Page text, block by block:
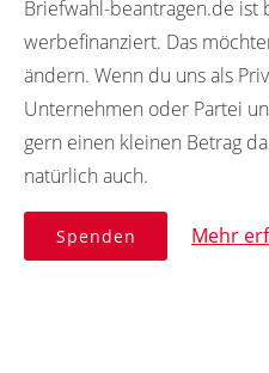
Briefwahl-beantragen.de ist
werbefinanziert. Das
ändern. Wenn du uns als
Unternehmen oder Partei
gern einen kleinen Betrag
natürlich auch.
Spenden Mehr